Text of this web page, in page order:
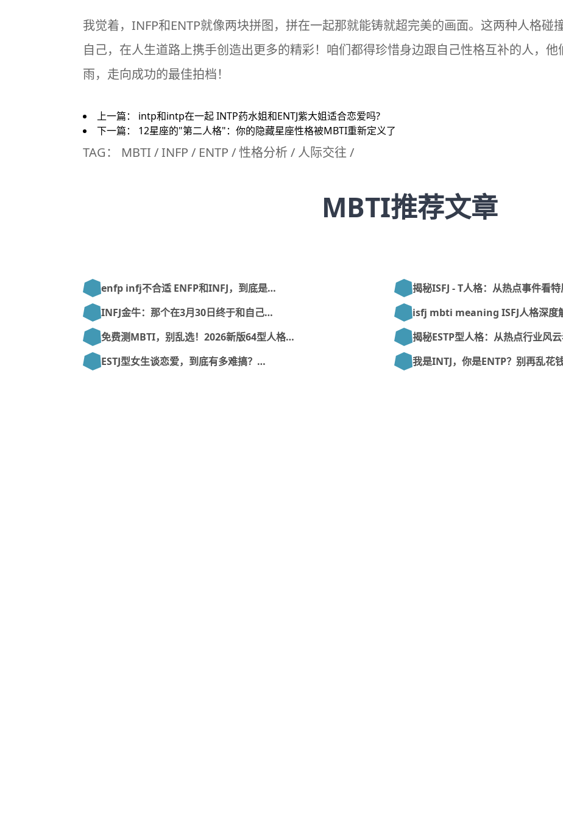
我觉着，INFP和ENTP就像两块拼图，拼在一起那就能铸就超完美的画面。这两种人格碰
自己，在人生道路上携手创造出更多的精彩！咱们都得珍惜身边跟自己性格互补的人，
雨，走向成功的最佳拍档！
上一篇： intp和intp在一起 INTP药水姐和ENTJ紫大姐适合恋爱吗?
下一篇： 12星座的"第二人格"：你的隐藏星座性格被MBTI重新定义了
TAG： MBTI /INFP / ENTP /性格分析 / 人际交往 /
MBTI推荐文章
enfp infj不合适 ENFP和INFJ，到底是…
揭秘ISFJ - T人格：从热点事件看
INFJ金牛：那个在3月30日终于和自己…
isfj mbti meaning ISFJ人格深度
免费测MBTI，别乱选！2026新版64型人格…
揭秘ESTP型人格：从热点行业风
ESTJ型女生谈恋爱，到底有多难搞？…
我是INTJ，你是ENTP？别再乱花